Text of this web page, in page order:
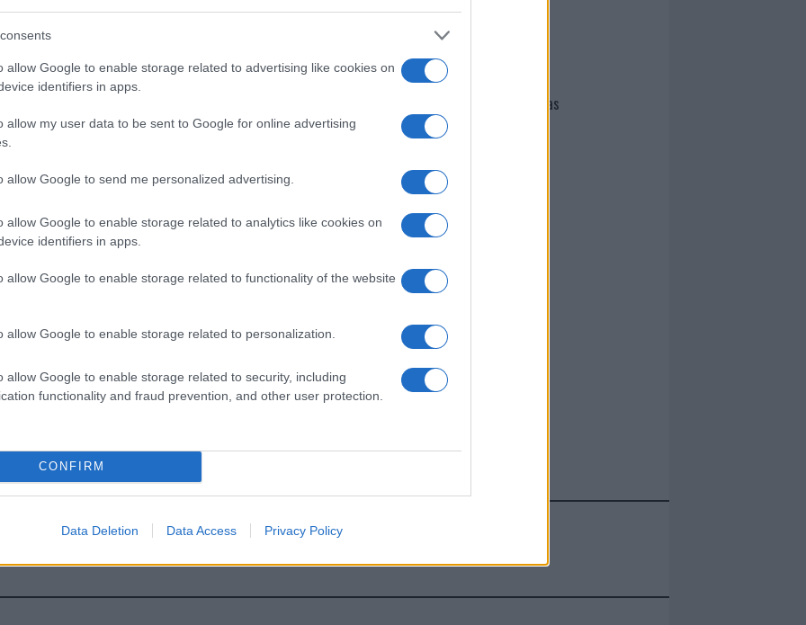
allow Google to enable storage related to advertising like cookies on
identifiers in apps.
allow my user data to be sent to Google for online advertising
allow Google to send me personalized advertising.
allow Google to enable storage related to analytics like cookies on
identifiers in apps.
allow Google to enable storage related to functionality of the website
allow Google to enable storage related to personalization.
allow Google to enable storage related to security, including
functionality and fraud prevention, and other user protection.
CONFIRM
Data Deletion Data Access Privacy Policy
i tuoi video e le tue foto
+39 345 356 7512
di GalluraOggi.it
news da
I nostri cari
Giovannimaria Cabras